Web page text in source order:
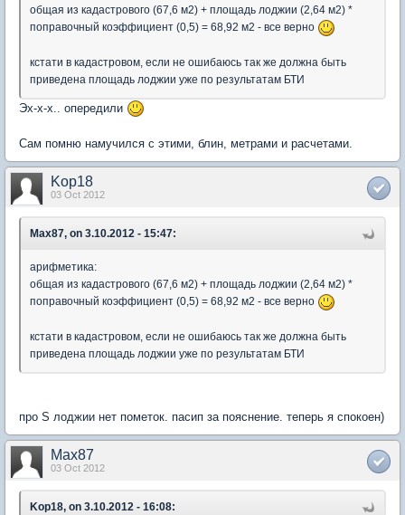
общая из кадастрового (67,6 м2) + площадь лоджии (2,64 м2) *
поправочный коэффициент (0,5) = 68,92 м2 - все верно
кстати в кадастровом, если не ошибаюсь так же должна быть
приведена площадь лоджии уже по результатам БТИ
Эх-х-х.. опередили
Сам помню намучился с этими, блин, метрами и расчетами.
Kop18
03 Oct 2012
Max87, on 3.10.2012 - 15:47:
арифметика:
общая из кадастрового (67,6 м2) + площадь лоджии (2,64 м2) *
поправочный коэффициент (0,5) = 68,92 м2 - все верно
кстати в кадастровом, если не ошибаюсь так же должна быть
приведена площадь лоджии уже по результатам БТИ
про S лоджии нет пометок. пасип за пояснение. теперь я спокоен)
Max87
03 Oct 2012
Kop18, on 3.10.2012 - 16:08: